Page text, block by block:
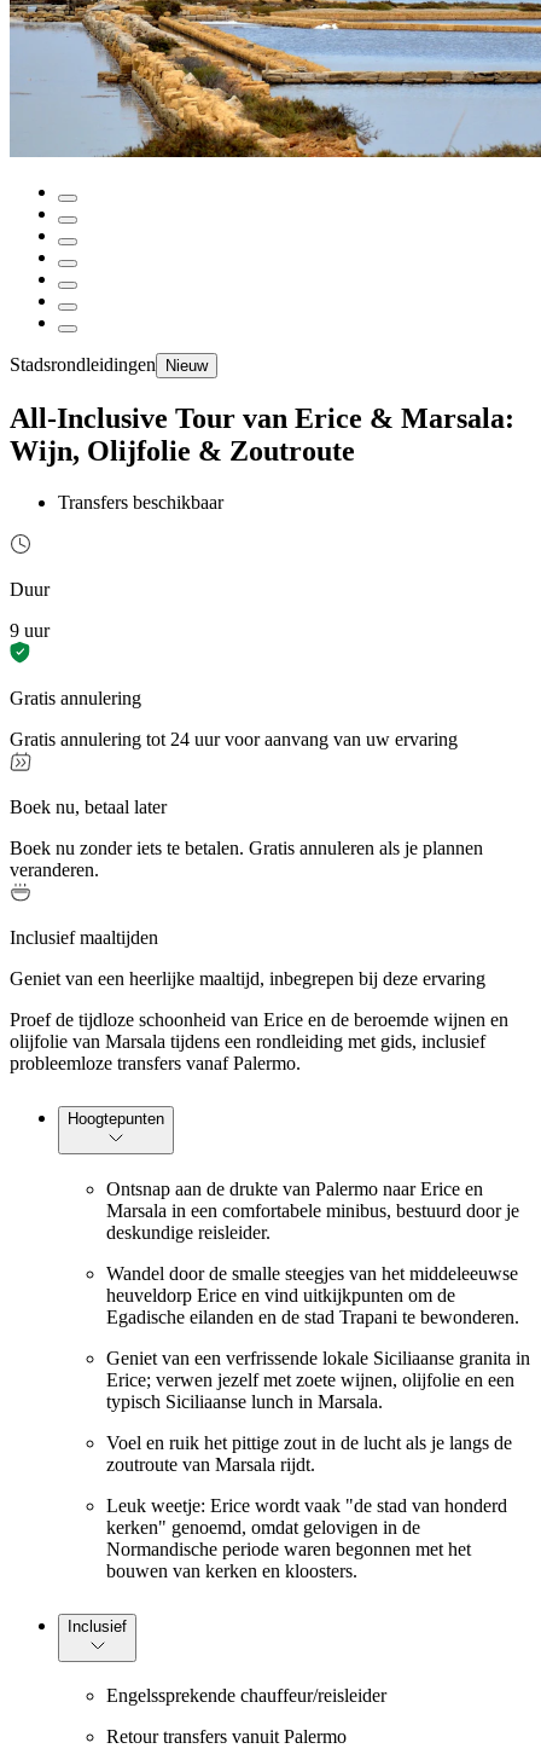
Stadsrondleidingen Nieuw
All-Inclusive Tour van Erice & Marsala:
Wijn, Olijfolie & Zoutroute
Transfers beschikbaar
Duur
9 uur
Gratis annulering
Gratis annulering tot 24 uur voor aanvang van uw ervaring
Boek nu, betaal later
Boek nu zonder iets te betalen. Gratis annuleren als je plannen
veranderen.
Inclusief maaltijden
Geniet van een heerlijke maaltijd, inbegrepen bij deze ervaring
Proef de tijdloze schoonheid van Erice en de beroemde wijnen en
olijfolie van Marsala tijdens een rondleiding met gids, inclusief
probleemloze transfers vanaf Palermo.
Hoogtepunten
Ontsnap aan de drukte van Palermo naar Erice en
Marsala in een comfortabele minibus, bestuurd door je
deskundige reisleider.
Wandel door de smalle steegjes van het middeleeuwse
heuveldorp Erice en vind uitkijkpunten om de
Egadische eilanden en de stad Trapani te bewonderen.
Geniet van een verfrissende lokale Siciliaanse granita in
Erice; verwen jezelf met zoete wijnen, olijfolie en een
typisch Siciliaanse lunch in Marsala.
Voel en ruik het pittige zout in de lucht als je langs de
zoutroute van Marsala rijdt.
Leuk weetje: Erice wordt vaak "de stad van honderd
kerken" genoemd, omdat gelovigen in de
Normandische periode waren begonnen met het
bouwen van kerken en kloosters.
Inclusief
Engelssprekende chauffeur/reisleider
Retour transfers vanuit Palermo